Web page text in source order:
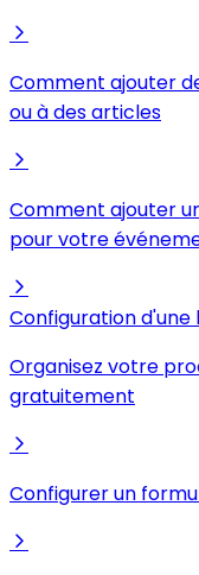
Comment ajouter
ou à des articles
Comment ajouter
pour votre
Configuration
Organisez votre
gratuitement
Configurer un